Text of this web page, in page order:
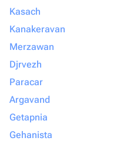
Kasach
Kanakeravan
Merzawan
Djrvezh
Paracar
Argavand
Getapnia
Gehanista